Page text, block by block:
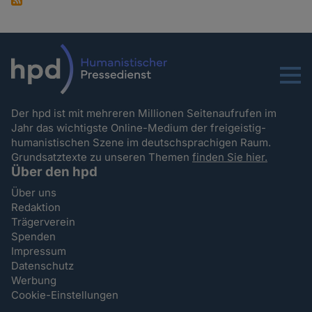
Menu
Der hpd ist mit mehreren Millionen Seitenaufrufen im
Jahr das wichtigste Online-Medium der freigeistig-
humanistischen Szene im deutschsprachigen Raum.
Grundsatztexte zu unseren Themenfinden Sie hier.
Über den hpd
Über uns
Redaktion
Trägerverein
Spenden
Impressum
Datenschutz
Werbung
Cookie-Einstellungen